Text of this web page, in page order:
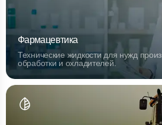
Фармацевтика
Технические жидкости для нужд
обработки и охладителей.